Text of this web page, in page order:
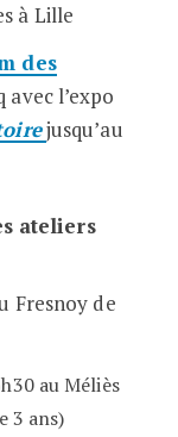
à Lille
des
avec l’expo
jusqu’au
ateliers
Fresnoy de
au Méliès
3 ans)